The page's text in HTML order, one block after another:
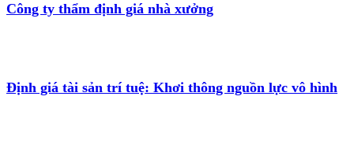
Công ty thẩm định giá nhà xưởng
Định giá tài sản trí tuệ: Khơi thông nguồn lực vô hình